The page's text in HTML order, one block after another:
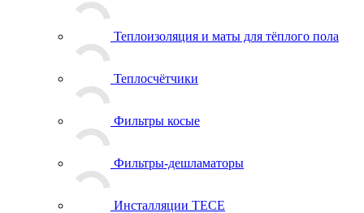
Теплоизоляция и маты для тёплого пола
Теплосчётчики
Фильтры косые
Фильтры-дешламаторы
Инсталляции TECE